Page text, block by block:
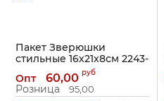
Пакет Зверюшки
стильные 16х21х8см 2243-
Артикул: 2243-WK
Опт 60,00 руб
Розница 95,00